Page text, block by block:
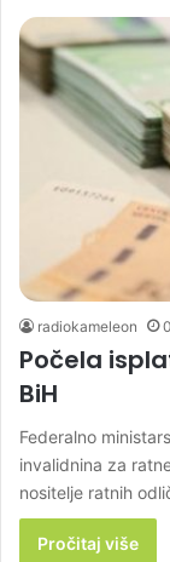
radiokameleon
Počela
BiH
Federalno
invalidnina za
nositelje ratnih
Pročitaj više